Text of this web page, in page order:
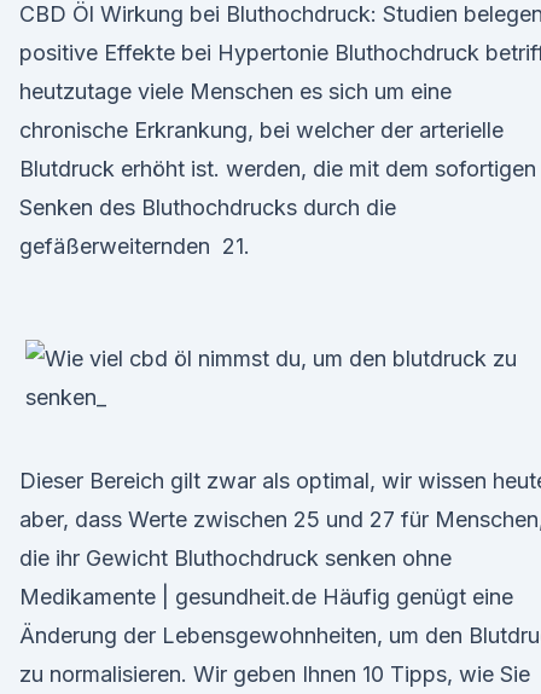
CBD Öl Wirkung bei Bluthochdruck: Studien belegen
positive Effekte bei Hypertonie Bluthochdruck
heutzutage viele Menschen es sich um eine
chronische Erkrankung, bei welcher der arterielle
Blutdruck erhöht ist. werden, die mit dem sofortigen
Senken des Bluthochdrucks durch die
gefäßerweiternden 21.
Dieser Bereich gilt zwar als optimal, wir wissen
aber, dass Werte zwischen 25 und 27 für
die ihr Gewicht Bluthochdruck senken ohne
Medikamente | gesundheit.de Häufig genügt eine
Änderung der Lebensgewohnheiten, um den
zu normalisieren. Wir geben Ihnen 10 Tipps, wie Sie